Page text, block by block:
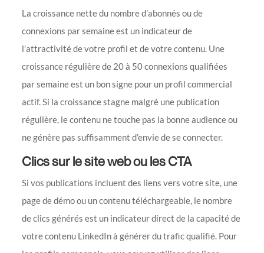
La croissance nette du nombre d’abonnés ou de
connexions par semaine est un indicateur de
l’attractivité de votre profil et de votre contenu. Une
croissance régulière de 20 à 50 connexions qualifiées
par semaine est un bon signe pour un profil commercial
actif. Si la croissance stagne malgré une publication
régulière, le contenu ne touche pas la bonne audience ou
ne génère pas suffisamment d’envie de se connecter.
Clics sur le site web ou les CTA
Si vos publications incluent des liens vers votre site, une
page de démo ou un contenu téléchargeable, le nombre
de clics générés est un indicateur direct de la capacité de
votre contenu LinkedIn à générer du trafic qualifié. Pour